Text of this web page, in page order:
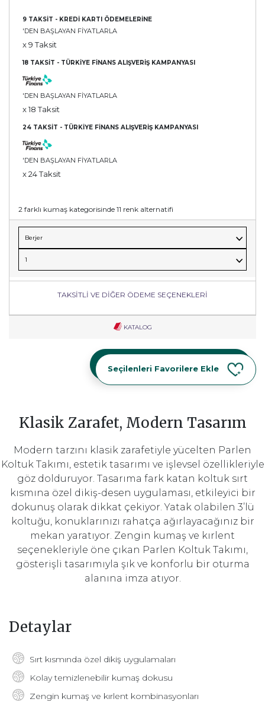
9 TAKSİT - KREDİ KARTI ÖDEMELERİNE
'DEN BAŞLAYAN FİYATLARLA
x 9 Taksit
18 TAKSİT - TÜRKİYE FİNANS ALIŞVERİŞ KAMPANYASI
'DEN BAŞLAYAN FİYATLARLA
x 18 Taksit
24 TAKSİT - TÜRKİYE FİNANS ALIŞVERİŞ KAMPANYASI
'DEN BAŞLAYAN FİYATLARLA
x 24 Taksit
2 farklı kumaş kategorisinde 11 renk alternatifi
TAKSİTLİ VE DİĞER ÖDEME SEÇENEKLERİ
KATALOG
Seçilenleri Favorilere Ekle
Seçilenleri Favorilere Ekle
Klasik Zarafet, Modern Tasarım
Modern tarzını klasik zarafetiyle yücelten Parlen
Koltuk Takımı, estetik tasarımı ve işlevsel özellikleriyle
göz dolduruyor. Tasarıma fark katan koltuk sırt
kısmına özel dikiş-desen uygulaması, etkileyici bir
dokunuş olarak dikkat çekiyor. Yatak olabilen 3’lü
koltuğu, konuklarınızı rahatça ağırlayacağınız bir
mekan yaratıyor. Zengin kumaş ve kırlent
seçenekleriyle öne çıkan Parlen Koltuk Takımı,
gösterişli tasarımıyla şık ve konforlu bir oturma
alanına imza atıyor.
Detaylar
Sırt kısmında özel dikiş uygulamaları
Kolay temizlenebilir kumaş dokusu
Zengin kumaş ve kırlent kombinasyonları